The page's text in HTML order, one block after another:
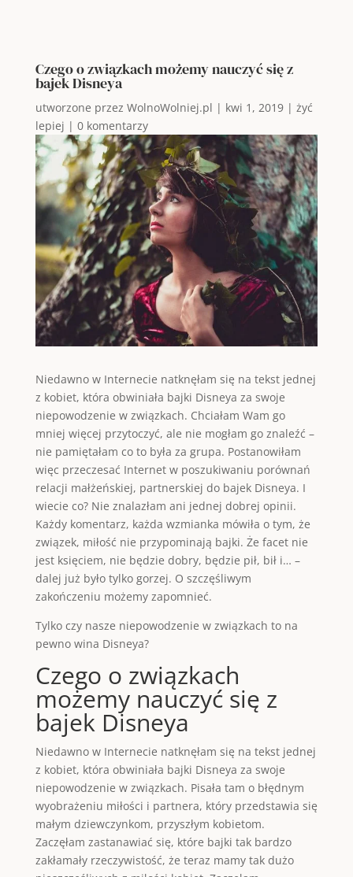
Czego o związkach możemy nauczyć się z
bajek Disneya
utworzone przez WolnoWolniej.pl | kwi 1, 2019| żyć
lepiej | 0 komentarzy
Niedawno w Internecie natknęłam się na tekst jednej
z kobiet, która obwiniała bajki Disneya za swoje
niepowodzenie w związkach. Chciałam Wam go
mniej więcej przytoczyć, ale nie mogłam go znaleźć –
nie pamiętałam co to była za grupa. Postanowiłam
więc przeczesać Internet w poszukiwaniu porównań
relacji małżeńskiej, partnerskiej do bajek Disneya. I
wiecie co? Nie znalazłam ani jednej dobrej opinii.
Każdy komentarz, każda wzmianka mówiła o tym, że
związek, miłość nie przypominają bajki. Że facet nie
jest księciem, nie będzie dobry, będzie pił, bił i… –
dalej już było tylko gorzej. O szczęśliwym
zakończeniu możemy zapomnieć.
Tylko czy nasze niepowodzenie w związkach to na
pewno wina Disneya?
Czego o związkach
możemy nauczyć się z
bajek Disneya
Niedawno w Internecie natknęłam się na tekst jednej
z kobiet, która obwiniała bajki Disneya za swoje
niepowodzenie w związkach. Pisała tam o błędnym
wyobrażeniu miłości i partnera, który przedstawia się
małym dziewczynkom, przyszłym kobietom.
Zaczęłam zastanawiać się, które bajki tak bardzo
zakłamały rzeczywistość, że teraz mamy tak dużo